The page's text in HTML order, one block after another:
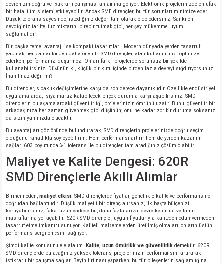
devrenizin doğru ve istikrarlı çalışması anlamına geliyor. Elektronik projelerinizde en ufak
bir hata, tüm sistemi etkileyebilir. Ancak SMD dirençler, bu tür sorunları minimize eder.
Düşük tolerans sayesinde, istediğiniz değeri tam olarak elde edersiniz. Sanki en
sevdiğiniz tarifte, tuz miktarını birebir tutmak gibi, her şey mükemmel uyum
sağlamalıdır!
Bir başka temel avantajı ise kompakt tasarımları. Modern dünyada yerden tasarruf
yapmak her zamankinden daha önemli. SMD dirençler, alan kullanımınızı optimize
ederken, performanızı düşürmez. Onları farklı projelerde sorunsuz bir şekilde
kullanabilirsiniz. Düşünün ki, küçük bir kutu içinde birden fazla devreyi sığdırıyorsunuz.
İnanılmaz değil mi?
Bu dirençler, sıcaklık değişimlerine karşı da son derece dayanıklıdır. Özellikle endüstriyel
uygulamalarda, ısıya maruz kalabilecek birçok durumla karşılaşabilirsiniz. SMD
dirençlerin bu aşamalardaki güvenilirliği, projelerinizin ömrünü uzatır. Bunu, güvenilir bir
arkadaşınıza her zaman güvenmek gibi düşünün; onu ne kadar zor bir duruma soksanız
da sizin yanınızda olacaktır.
Bu avantajları göz önünde bulundurarak, SMD dirençlerin projelerinizde doğru seçim
olduğunu rahatlıkla söyleyebilirim. Hem performansı artırır hem de yerden kazanım
sağlar. 603 boyutunda %1 tolerans ile bu dirençler, tam aradığınız çözüm olabilir!
Maliyet ve Kalite Dengesi: 620R
SMD Dirençlerle Akıllı Alımlar
Birinci neden, maliyet etkisi . SMD dirençlerde fiyatlar, genellikle kalite ve performans ile
doğrudan bağlantılıdır. Düşük maliyetli bir direnç alırsanız, ilk başta bütçenizi
koruyabilirsiniz; fakat uzun vadede bu, daha fazla arıza, devre kesintisi ve tamir
masraflarına yol açabilir. 620R SMD dirençler, uygun fiyatlarıyla kaliteden ödün vermeden
tasarruf etme imkanını sunuyor. Kaliteli malzemelerden üretilmiş olmaları, onların üstün
performans sergilemesini sağlıyor.
Şimdi kalite konusunu ele alalım. Kalite, uzun ömürlük ve güvenilirlik demektir. 620R
SMD dirençlerde bulacağınız yüksek tolerans, projelerinizin performansını artırarak
istikrarlı bir çalışma sağlar. Beyin fırtınası yaparken, bu tür bileşenlerin sağlamlığına